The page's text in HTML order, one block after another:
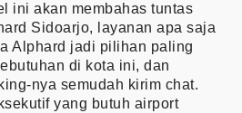
ini akan membahas tuntas
Sidoarjo, layanan apa saja
Alphard jadi pilihan paling
di kota ini, dan
nya semudah kirim chat.
yang butuh airport